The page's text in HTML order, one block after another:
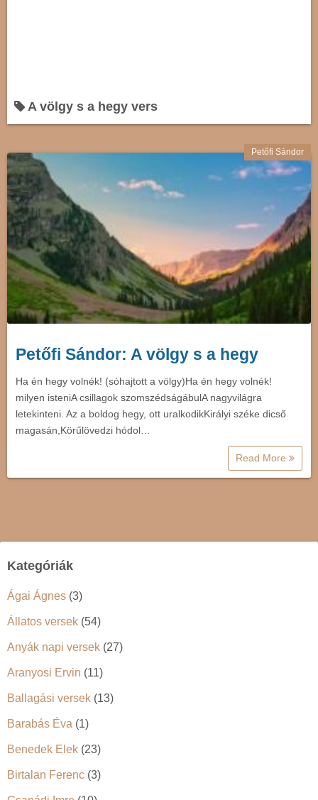
A völgy s a hegy vers
Petőfi Sándor
Petőfi Sándor: A völgy s a hegy
Ha én hegy volnék! (sóhajtott a völgy)Ha én hegy volnék!
milyen isteniA csillagok szomszédságábulA nagyvilágra
letekinteni. Az a boldog hegy, ott uralkodikKirályi széke dicső
magasán,Körűlövedzi hódol…
Read More
Kategóriák
Ágai Ágnes (3)
Állatos versek (54)
Anyák napi versek (27)
Aranyosi Ervin (11)
Ballagási versek (13)
Barabás Éva (1)
Benedek Elek (23)
Birtalan Ferenc (3)